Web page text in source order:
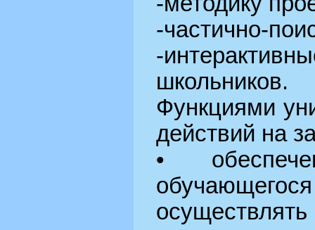
-частично-
-
школьников.
Функциями
действий на
•
осуществлять